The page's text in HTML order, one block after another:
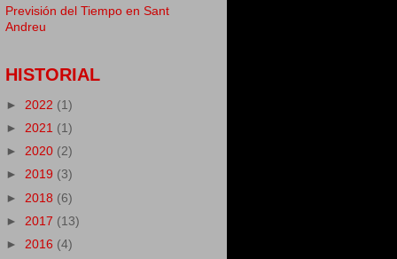
Previsión del Tiempo en Sant
Andreu
HISTORIAL
► 2022 (1)
► 2021 (1)
► 2020 (2)
► 2019 (3)
► 2018 (6)
► 2017 (13)
► 2016 (4)